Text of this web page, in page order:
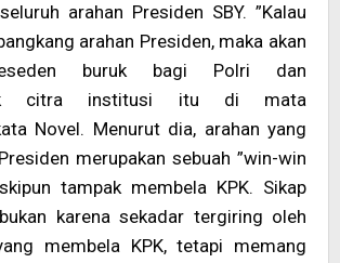
arahan Presiden SBY. ”Kalau
arahan Presiden, maka akan
buruk bagi Polri dan
citra institusi itu di mata
Novel. Menurut dia, arahan yang
merupakan sebuah ”win-win
tampak membela KPK. Sikap
karena sekadar tergiring oleh
membela KPK, tetapi memang